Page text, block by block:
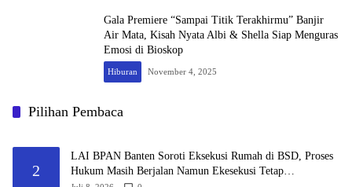
Gala Premiere “Sampai Titik Terakhirmu” Banjir
Air Mata, Kisah Nyata Albi & Shella Siap Menguras
Emosi di Bioskop
Hiburan November 4, 2025
Pilihan Pembaca
2
LAI BPAN Banten Soroti Eksekusi Rumah di BSD, Proses
Hukum Masih Berjalan Namun Ekesekusi Tetap